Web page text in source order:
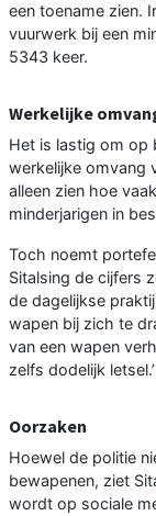
een toename zien.
vuurwerk bij een
5343 keer.
Werkelijke
Het is lastig om op
werkelijke omvang
alleen zien hoe
minderjarigen in
Toch noemt
Sitalsing de cijfers
de dagelijkse
wapen bij zich te
van een wapen
zelfs dodelijk letsel.’
Oorzaken
Hoewel de politie
bewapenen, ziet
wordt op sociale